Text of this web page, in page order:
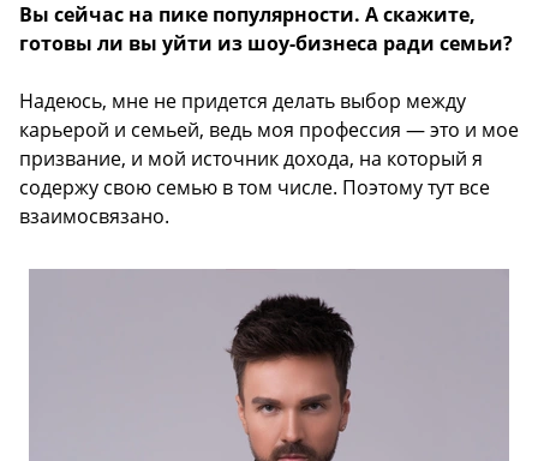
Вы сейчас на пике популярности. А скажите,
готовы ли вы уйти из шоу-бизнеса ради семьи?
Надеюсь, мне не придется делать выбор между
карьерой и семьей, ведь моя профессия — это и мое
призвание, и мой источник дохода, на который я
содержу свою семью в том числе. Поэтому тут все
взаимосвязано.